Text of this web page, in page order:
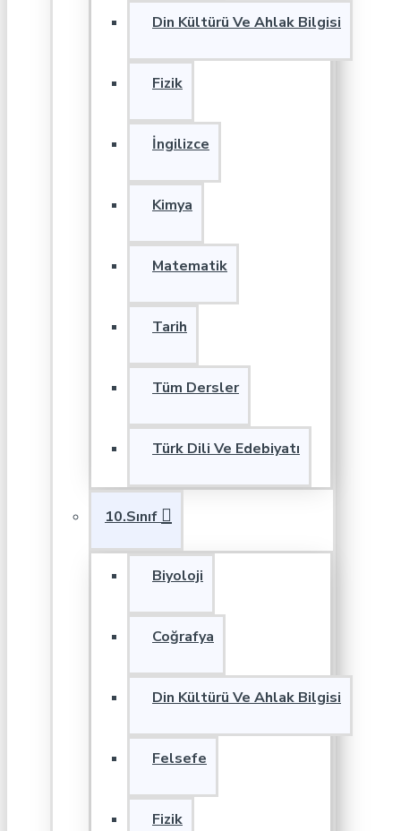
Din Kültürü Ve Ahlak Bilgisi
Fizik
İngilizce
Kimya
Matematik
Tarih
Tüm Dersler
Türk Dili Ve Edebiyatı
10.Sınıf
Biyoloji
Coğrafya
Din Kültürü Ve Ahlak Bilgisi
Felsefe
Fizik